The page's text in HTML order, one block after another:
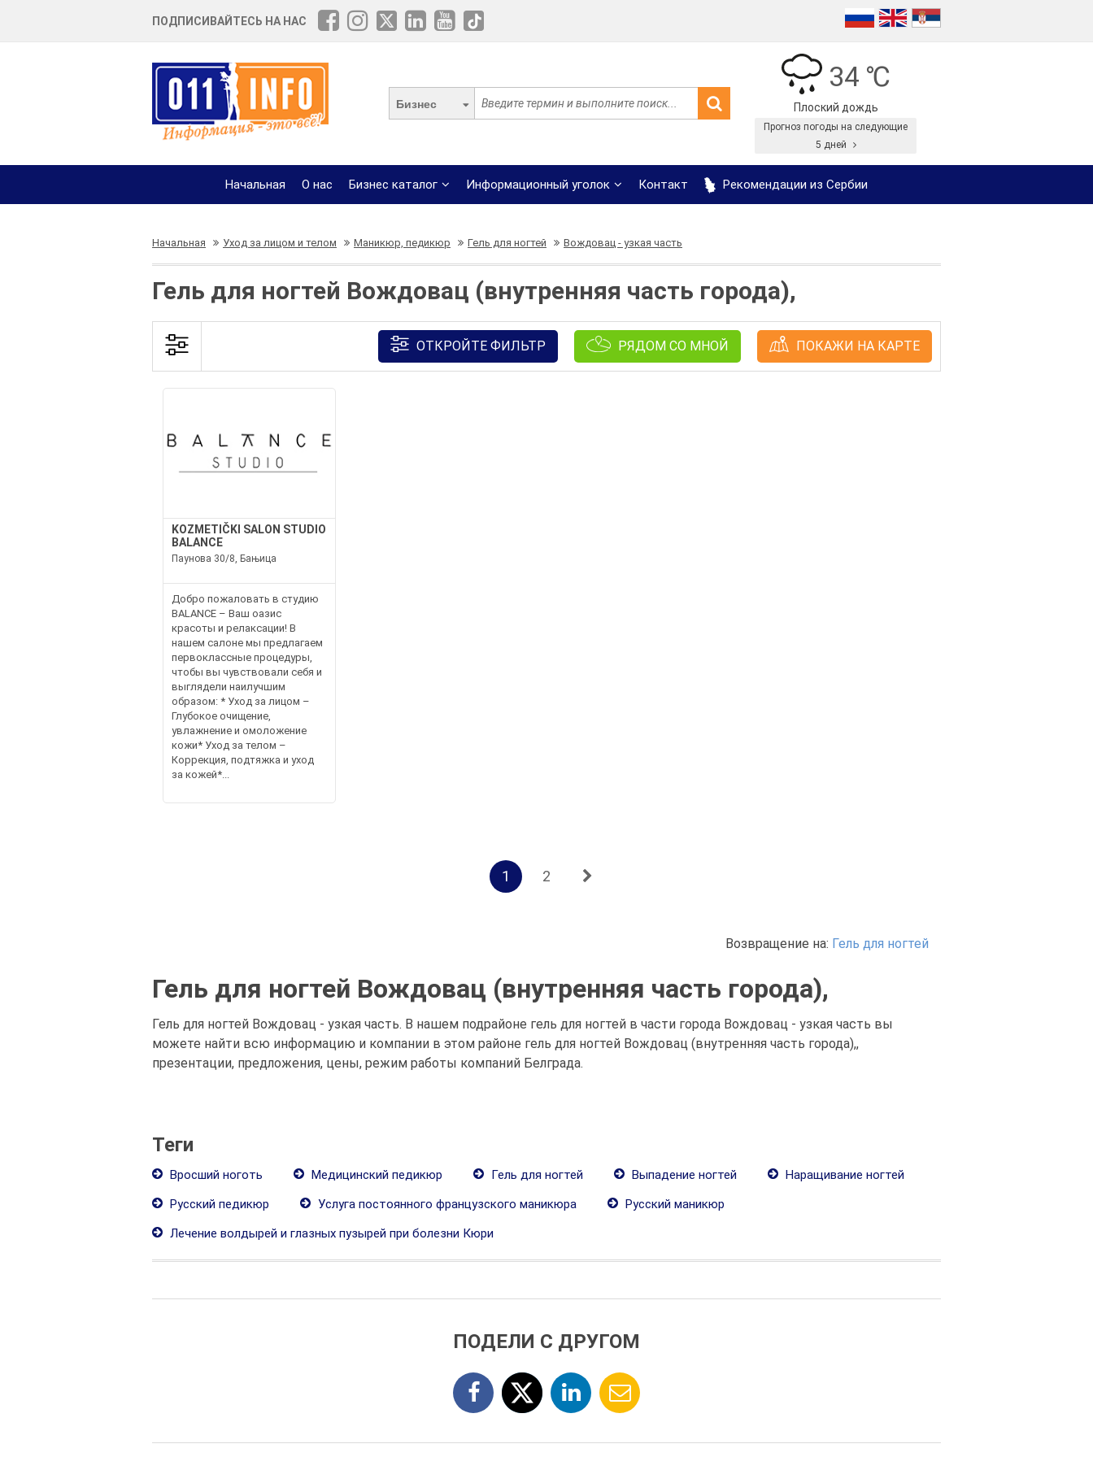
ПОДПИСИВАЙТЕСЬ НА НАС
Бизнес
34 ℃
Плоский дождь
Прогноз погоды на следующие
5 дней
Начальная О нас Бизнес каталог Информационный уголок Контакт Рекомендации из Сербии
Начальная Уход за лицом и телом Маникюр, педикюр Гель для ногтей Вождовац - узкая часть
Гель для ногтей Вождовац (внутренняя часть города),
ОТКРОЙТЕ ФИЛЬТР РЯДОМ СО МНОЙ ПОКАЖИ НА КАРТЕ
KOZMETIČKI SALON STUDIO
BALANCE
Паунова 30/8, Бањица
Добро пожаловать в студию
BALANCE – Ваш оазис
красоты и релаксации! В
нашем салоне мы предлагаем
первоклассные процедуры,
чтобы вы чувствовали себя и
выглядели наилучшим
образом: * Уход за лицом –
Глубокое очищение,
увлажнение и омоложение
кожи* Уход за телом –
Коррекция, подтяжка и уход
за кожей*...
1 2
Возвращение на: Гель для ногтей
Гель для ногтей Вождовац (внутренняя часть города),
Гель для ногтей Вождовац - узкая часть. В нашем подрайоне гель для ногтей в части города Вождовац - узкая часть вы
можете найти всю информацию и компании в этом районе гель для ногтей Вождовац (внутренняя часть города),,
презентации, предложения, цены, режим работы компаний Белграда.
Теги
Вросший ноготь Медицинский педикюр Гель для ногтей Выпадение ногтей
Наращивание ногтей
Русский педикюр
Услуга постоянного французского маникюра
Русский маникюр
Лечение волдырей и глазных пузырей при болезни Кюри
ПОДЕЛИ С ДРУГОМ